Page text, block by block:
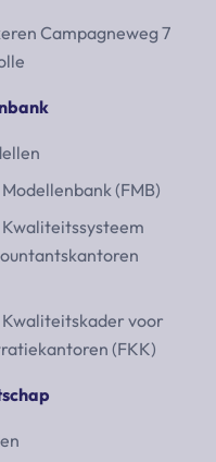
Campagneweg 7
(FMB)
Kwaliteitssysteem
Kwaliteitskader voor
(FKK)